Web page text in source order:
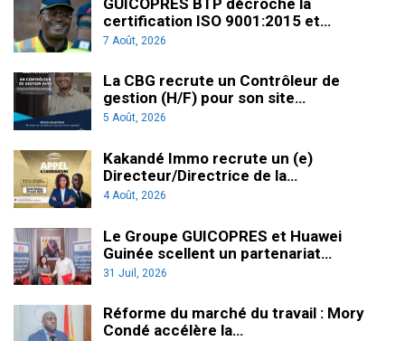
certification ISO 9001:2015 et…
7 Août, 2026
La CBG recrute un Contrôleur de
gestion (H/F) pour son site…
5 Août, 2026
Kakandé Immo recrute un (e)
Directeur/Directrice de la…
4 Août, 2026
Le Groupe GUICOPRES et Huawei
Guinée scellent un partenariat…
31 Juil, 2026
Réforme du marché du travail : Mory
Condé accélère la…